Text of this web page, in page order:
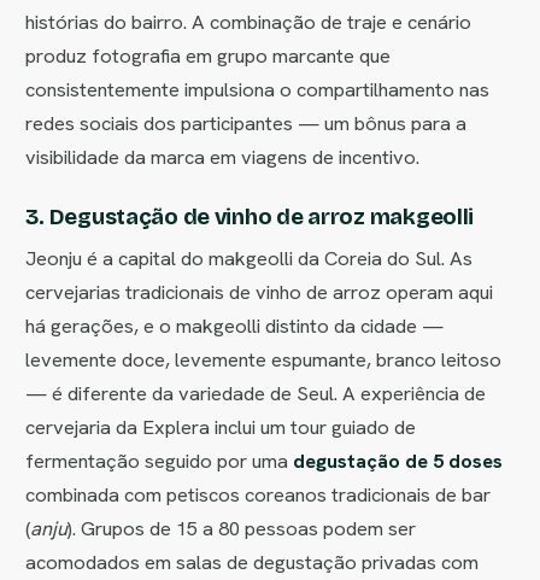
histórias do bairro. A combinação de traje e cenário
produz fotografia em grupo marcante que
consistentemente impulsiona o compartilhamento nas
redes sociais dos participantes — um bônus para a
visibilidade da marca em viagens de incentivo.
3. Degustação de vinho de arroz makgeolli
Jeonju é a capital do makgeolli da Coreia do Sul. As
cervejarias tradicionais de vinho de arroz operam aqui
há gerações, e o makgeolli distinto da cidade —
levemente doce, levemente espumante, branco leitoso
— é diferente da variedade de Seul. A experiência de
cervejaria da Explera inclui um tour guiado de
fermentação seguido por uma degustação de 5 doses
combinada com petiscos coreanos tradicionais de bar
(anju). Grupos de 15 a 80 pessoas podem ser
acomodados em salas de degustação privadas com